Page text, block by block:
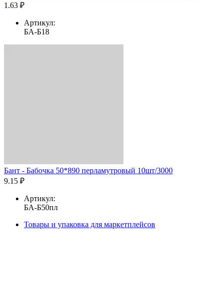
1.63 ₽
Артикул:
БА-Б18
Бант - Бабочка 50*890 перламутровый 10шт/3000
9.15 ₽
Артикул:
БА-Б50пл
Товары и упаковка для маркетплейсов